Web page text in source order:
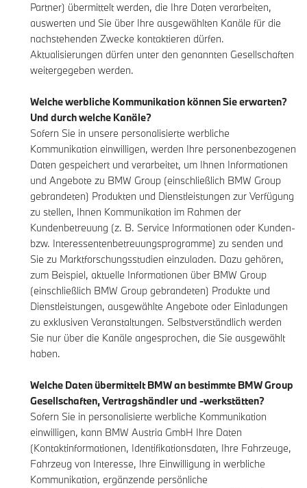
Partner) übermittelt werden, die Ihre Daten verarbeiten,
auswerten und Sie über Ihre ausgewählten Kanäle für die
nachstehenden Zwecke kontaktieren dürfen.
Aktualisierungen dürfen unter den genannten Gesellschaften
weitergegeben werden.
Welche werbliche Kommunikation können Sie erwarten?
Und durch welche Kanäle?
Sofern Sie in unsere personalisierte werbliche
Kommunikation einwilligen, werden Ihre personenbezogenen
Daten gespeichert und verarbeitet, um Ihnen Informationen
und Angebote zu BMW Group (einschließlich BMW Group
gebrandeten) Produkten und Dienstleistungen zur Verfügung
zu stellen, Ihnen Kommunikation im Rahmen der
Kundenbetreuung (z. B. Service Informationen oder Kunden-
bzw. Interessentenbetreuungsprogramme) zu senden und
Sie zu Marktforschungsstudien einzuladen. Dazu gehören,
zum Beispiel, aktuelle Informationen über BMW Group
(einschließlich BMW Group gebrandeten) Produkte und
Dienstleistungen, ausgewählte Angebote oder Einladungen
zu exklusiven Veranstaltungen. Selbstverständlich werden
Sie nur über die Kanäle angesprochen, die Sie ausgewählt
haben.
Welche Daten übermittelt BMW an bestimmte BMW Group
Gesellschaften, Vertragshändler und -werkstätten?
Sofern Sie in personalisierte werbliche Kommunikation
einwilligen, kann BMW Austria GmbH Ihre Daten
(Kontaktinformationen, Identifikationsdaten, Ihre Fahrzeuge,
Fahrzeug von Interesse, Ihre Einwilligung in werbliche
Kommunikation, ergänzende persönliche